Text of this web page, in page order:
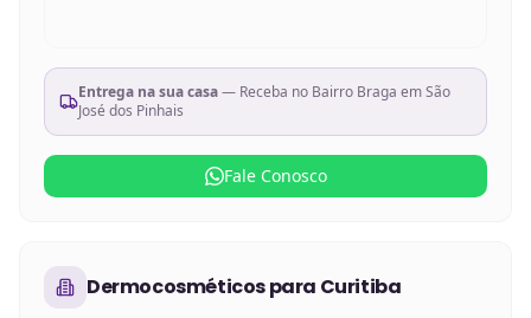
Entrega na sua casa— Receba no Bairro Braga em São
José dos Pinhais
Fale Conosco
Dermocosméticospara Curitiba